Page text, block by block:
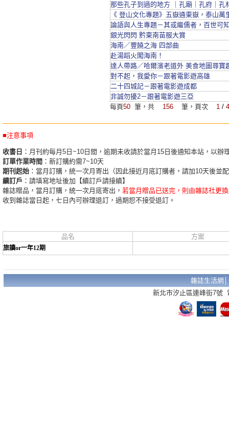
那些孔子到過的地方 ｜孔廟｜孔府｜孔
《 登山文化專題》五嶽通東嶽，泰山萬
論語與人生專題－其或繼儒者，百世可
銀光閃閃 黔東南苗服大賞
海南／豐饒之海 四部曲
赴湯蹈火闖海南！
達人帶路／哈爾濱老道外 美食地圖尋寶
對不起，我愛你－跟著電影遊高雄
二十四城記－跟著電影遊成都
非誠勿擾2－跟著電影遊三亞
每頁50 筆，共 156 筆，頁次 1 /
■注意事項
收書日 ：月刊約每月5日~10日間，逾期未收請於當月15日後通知本站，以辦
訂單作業時間 ：新訂購約需7~10天
期刊起始 ：當月訂購，統一次月寄出（因此接近月底訂購者，請加10天後並
續訂戶 ：請填寫地址後加【續訂戶請接續】
雜誌贈品，當月訂購，統一次月底寄出， 若當月贈品已送完，則由雜誌社更
收到雜誌當日起，七日內可辦理退訂，過期恕不接受退訂。
品名 方案
旅讀or一年12期
雜誌生活網
新北市汐止區連峰街7號